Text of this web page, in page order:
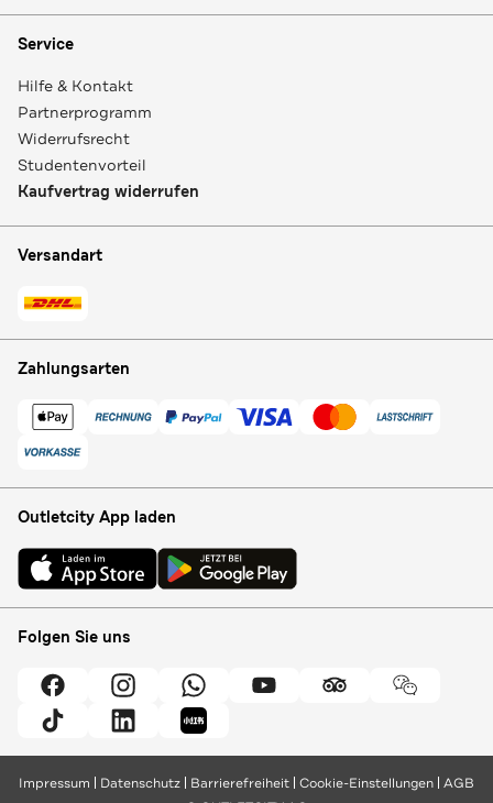
Service
Hilfe & Kontakt
Partnerprogramm
Widerrufsrecht
Studentenvorteil
Kaufvertrag widerrufen
Versandart
Zahlungsarten
Outletcity App laden
Folgen Sie uns
Impressum Datenschutz Barrierefreiheit Cookie-Einstellungen AGB